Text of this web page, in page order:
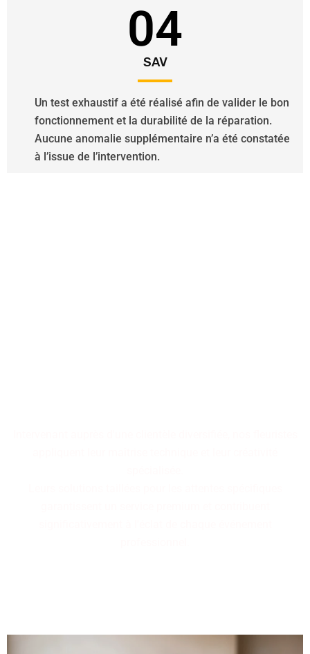
04
SAV
Un test exhaustif a été réalisé afin de valider le bon
fonctionnement et la durabilité de la réparation.
Aucune anomalie supplémentaire n’a été constatée
à l’issue de l’intervention.